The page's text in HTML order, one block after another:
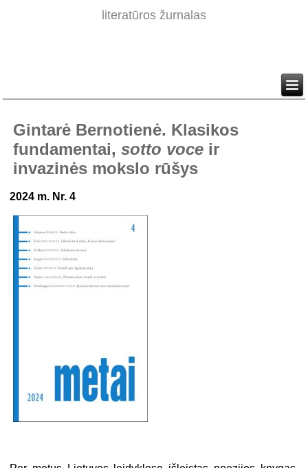
literatūros žurnalas
Gintarė Bernotienė. Klasikos
fundamentai,sotto voce ir
invazinės mokslo rūšys
2024 m. Nr. 4